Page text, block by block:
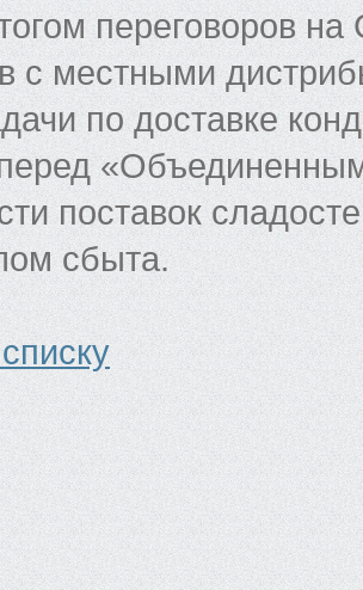
переговоров на
с местными
по доставке
поставок
сбыта.